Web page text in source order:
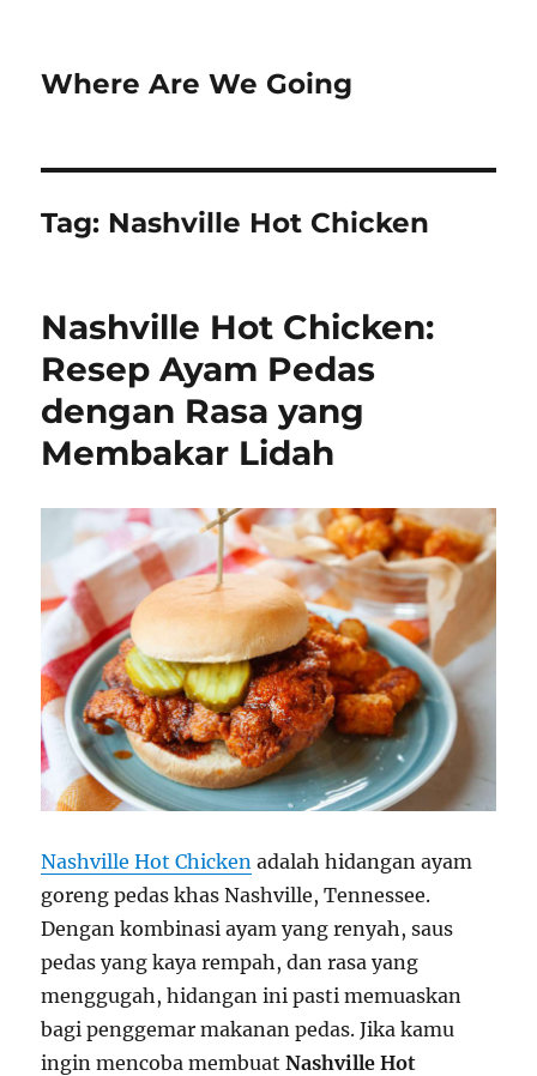
Where Are We Going
Tag: Nashville Hot Chicken
Nashville Hot Chicken:
Resep Ayam Pedas
dengan Rasa yang
Membakar Lidah
Nashville Hot Chicken adalah hidangan ayam
goreng pedas khas Nashville, Tennessee.
Dengan kombinasi ayam yang renyah, saus
pedas yang kaya rempah, dan rasa yang
menggugah, hidangan ini pasti memuaskan
bagi penggemar makanan pedas. Jika kamu
ingin mencoba membuatNashville Hot